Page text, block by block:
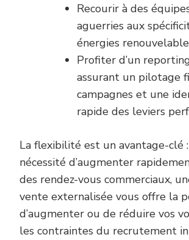
Recourir à des
aguerries aux
énergies
Profiter d’un
assurant un pilotage
campagnes et une
rapide des leviers
La flexibilité est un avantage-clé
nécessité d’augmenter
des rendez-vous commerciaux,
vente externalisée vous offre la
d’augmenter ou de réduire vos
les contraintes du recrutement